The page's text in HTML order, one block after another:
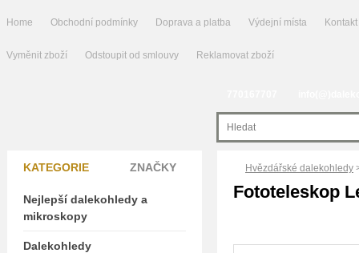
Home Obchodní podmínky Doprava a platba Výdejní místa Kontakt
Vyměnit zboží Odstoupit od smlouvy Reklamovat zboží
Hvězdářské dalekohledy
Fototeleskop
KATEGORIE ZNAČKY
Nejlepší dalekohledy a
mikroskopy
Dalekohledy